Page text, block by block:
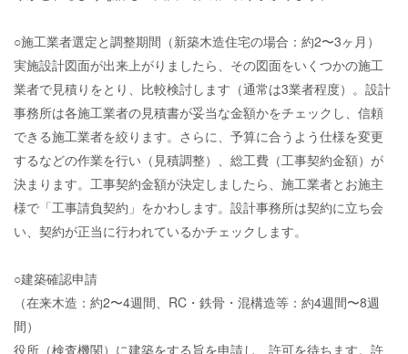
○施工業者選定と調整期間（新築木造住宅の場合：約2〜3ヶ月）
実施設計図面が出来上がりましたら、その図面をいくつかの施工
業者で見積りをとり、比較検討します（通常は3業者程度）。設計
事務所は各施工業者の見積書が妥当な金額かをチェックし、信頼
できる施工業者を絞ります。さらに、予算に合うよう仕様を変更
するなどの作業を行い（見積調整）、総工費（工事契約金額）が
決まります。工事契約金額が決定しましたら、施工業者とお施主
様で「工事請負契約」をかわします。設計事務所は契約に立ち会
い、契約が正当に行われているかチェックします。
○建築確認申請
（在来木造：約2〜4週間、RC・鉄骨・混構造等：約4週間〜8週
間）
役所（検査機関）に建築をする旨を申請し、許可を待ちます。許